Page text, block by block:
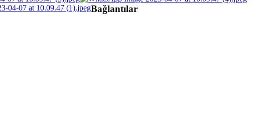
Bağlantılar